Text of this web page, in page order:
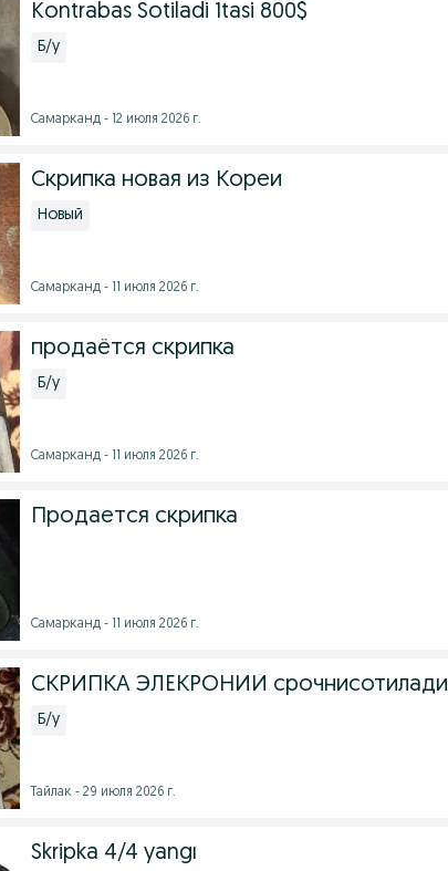
Kontrabas Sotiladi 1tasi 800$
Б/у
Самарканд - 12 июля 2026 г.
Скрипка новая из Кореи
Новый
Самарканд - 11 июля 2026 г.
продаётся скрипка
Б/у
Самарканд - 11 июля 2026 г.
Продается скрипка
Самарканд - 11 июля 2026 г.
СКРИПКА ЭЛЕКРОНИЙ срочнисотилади
Б/у
Тайлак - 29 июля 2026 г.
Skripka 4/4 yangı